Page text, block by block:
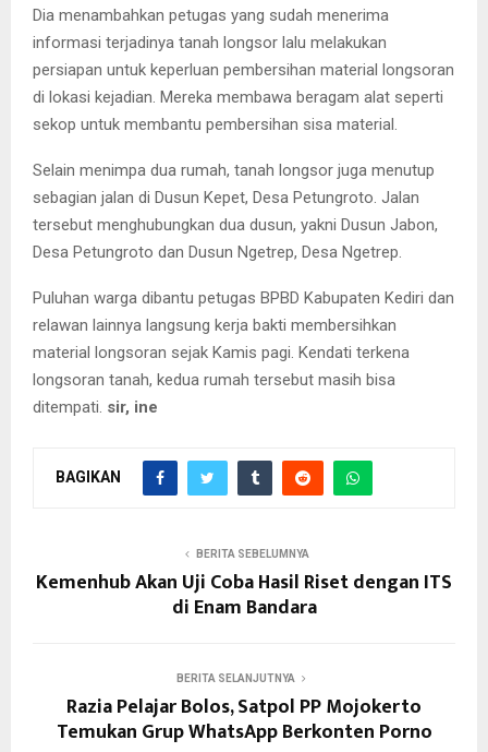
Dia menambahkan petugas yang sudah menerima
informasi terjadinya tanah longsor lalu melakukan
persiapan untuk keperluan pembersihan material longsoran
di lokasi kejadian. Mereka membawa beragam alat seperti
sekop untuk membantu pembersihan sisa material.
Selain menimpa dua rumah, tanah longsor juga menutup
sebagian jalan di Dusun Kepet, Desa Petungroto. Jalan
tersebut menghubungkan dua dusun, yakni Dusun Jabon,
Desa Petungroto dan Dusun Ngetrep, Desa Ngetrep.
Puluhan warga dibantu petugas BPBD Kabupaten Kediri dan
relawan lainnya langsung kerja bakti membersihkan
material longsoran sejak Kamis pagi. Kendati terkena
longsoran tanah, kedua rumah tersebut masih bisa
ditempati. sir, ine
BAGIKAN
BERITA SEBELUMNYA
Kemenhub Akan Uji Coba Hasil Riset dengan ITS
di Enam Bandara
BERITA SELANJUTNYA
Razia Pelajar Bolos, Satpol PP Mojokerto
Temukan Grup WhatsApp Berkonten Porno